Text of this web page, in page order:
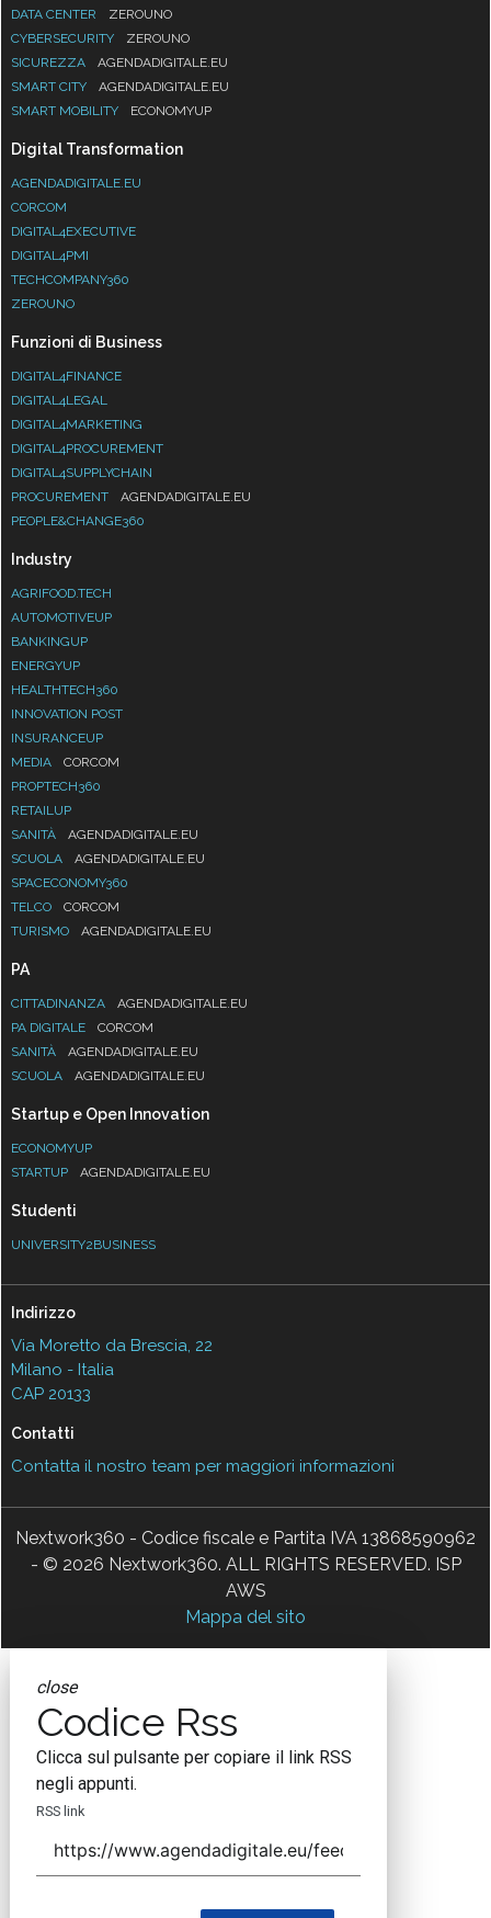
DATA CENTER
ZEROUNO
CYBERSECURITY
ZEROUNO
SICUREZZA
AGENDADIGITALE.EU
SMART CITY
AGENDADIGITALE.EU
SMART MOBILITY
ECONOMYUP
Digital Transformation
AGENDADIGITALE.EU
CORCOM
DIGITAL4EXECUTIVE
DIGITAL4PMI
TECHCOMPANY360
ZEROUNO
Funzioni di Business
DIGITAL4FINANCE
DIGITAL4LEGAL
DIGITAL4MARKETING
DIGITAL4PROCUREMENT
DIGITAL4SUPPLYCHAIN
PROCUREMENT
AGENDADIGITALE.EU
PEOPLE&CHANGE360
Industry
AGRIFOOD.TECH
AUTOMOTIVEUP
BANKINGUP
ENERGYUP
HEALTHTECH360
INNOVATION POST
INSURANCEUP
MEDIA
CORCOM
PROPTECH360
RETAILUP
SANITÀ
AGENDADIGITALE.EU
SCUOLA
AGENDADIGITALE.EU
SPACECONOMY360
TELCO
CORCOM
TURISMO
AGENDADIGITALE.EU
PA
CITTADINANZA
AGENDADIGITALE.EU
PA DIGITALE
CORCOM
SANITÀ
AGENDADIGITALE.EU
SCUOLA
AGENDADIGITALE.EU
Startup e Open Innovation
ECONOMYUP
STARTUP
AGENDADIGITALE.EU
Studenti
UNIVERSITY2BUSINESS
Indirizzo
Via Moretto da Brescia, 22
Milano - Italia
CAP 20133
Contatti
Contatta il nostro team per maggiori informazioni
Nextwork360 - Codice fiscale e Partita IVA 13868590962
- © 2026 Nextwork360. ALL RIGHTS RESERVED. ISP
AWS
Mappa del sito
close
Codice Rss
Clicca sul pulsante per copiare il link RSS
negli appunti.
RSS link